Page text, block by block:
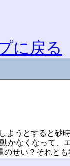
に戻る
ようとすると砂
かなくなって
せい？それと